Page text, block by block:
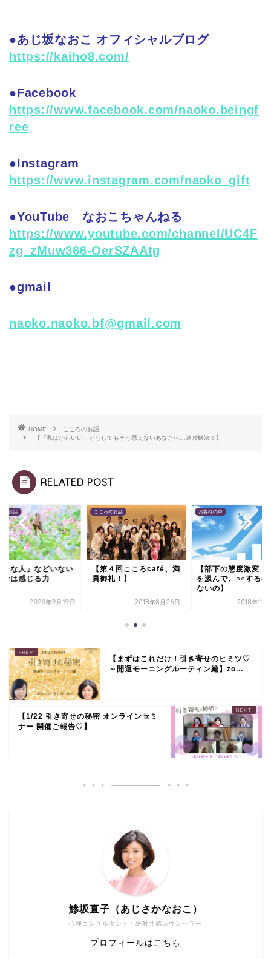
●あじ坂なおこ オフィシャルブログ
https://kaiho8.com/
●Facebook
https://www.facebook.com/naoko.beingf
ree
●Instagram
https://www.instagram.com/naoko_gift
●YouTube なおこちゃんねる
https://www.youtube.com/channel/UC4F
zg_zMuw366-OerSZAAtg
●gmail
naoko.naoko.bf@gmail.com
HOME
こころのお話
【「私はかわいい」どうしてもそう思えないあなたへ…速攻解決！】
RELATED POST
のお話
せな人」などいない
せは感じる力
2020年9月19日
こころのお話
【第４回こころcafé、満
員御礼！】
2018年8月26日
お客様の声
【部下の態度激変！
を汲んで、○○するの
ないの】
2018年11
【まずはこれだけ！引き寄せのヒミツ♡
～開運モーニングルーティン編】zo...
【1/22 引き寄せの秘密 オンラインセミ
ナー 開催ご報告♡】
心理コンサルタント・絶対共感カウンセラー
鯵坂直子（あじさかなおこ）
プロフィールはこちら